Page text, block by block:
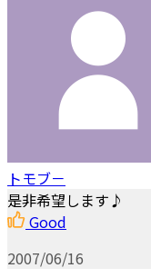
トモブ－
是非希望します♪
Good
2007/06/16